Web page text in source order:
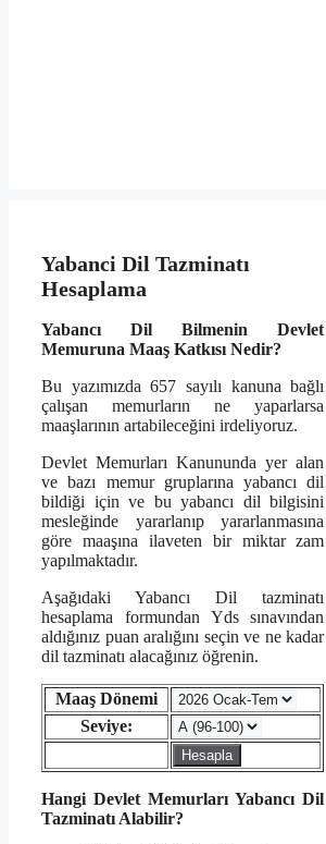
Yabanci Dil Tazminatı
Hesaplama
Yabancı Dil Bilmenin Devlet
Memuruna Maaş Katkısı Nedir?
Bu yazımızda 657 sayılı kanuna bağlı
çalışan memurların ne yaparlarsa
maaşlarının artabileceğini irdeliyoruz.
Devlet Memurları Kanununda yer alan
ve bazı memur gruplarına yabancı dil
bildiği için ve bu yabancı dil bilgisini
mesleğinde yararlanıp yararlanmasına
göre maaşına ilaveten bir miktar zam
yapılmaktadır.
Aşağıdaki Yabancı Dil tazminatı
hesaplama formundan Yds sınavından
aldığınız puan aralığını seçin ve ne kadar
dil tazminatı alacağınız öğrenin.
Maaş Dönemi
Seviye:
Hangi Devlet Memurları Yabancı Dil
Tazminatı Alabilir?